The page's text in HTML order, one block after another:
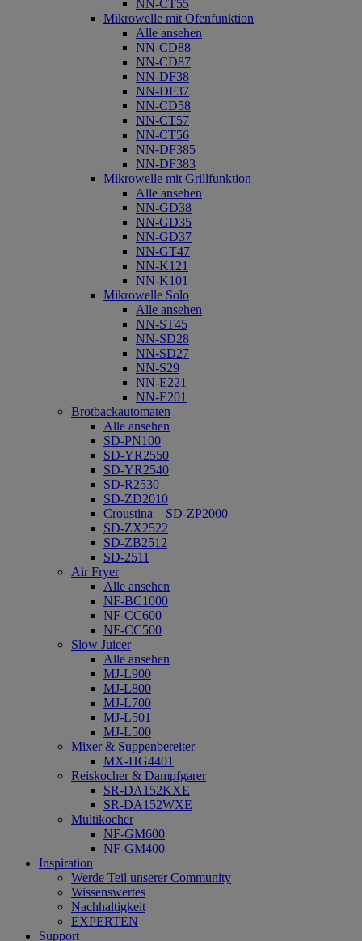
NN-CT55
Mikrowelle mit Ofenfunktion
Alle ansehen
NN-CD88
NN-CD87
NN-DF38
NN-DF37
NN-CD58
NN-CT57
NN-CT56
NN-DF385
NN-DF383
Mikrowelle mit Grillfunktion
Alle ansehen
NN-GD38
NN-GD35
NN-GD37
NN-GT47
NN-K121
NN-K101
Mikrowelle Solo
Alle ansehen
NN-ST45
NN-SD28
NN-SD27
NN-S29
NN-E221
NN-E201
Brotbackautomaten
Alle ansehen
SD-PN100
SD-YR2550
SD-YR2540
SD-R2530
SD-ZD2010
Croustina – SD-ZP2000
SD-ZX2522
SD-ZB2512
SD-2511
Air Fryer
Alle ansehen
NF-BC1000
NF-CC600
NF-CC500
Slow Juicer
Alle ansehen
MJ-L900
MJ-L800
MJ-L700
MJ-L501
MJ-L500
Mixer & Suppenbereiter
MX-HG4401
Reiskocher & Dampfgarer
SR-DA152KXE
SR-DA152WXE
Multikocher
NF-GM600
NF-GM400
Inspiration
Werde Teil unserer Community
Wissenswertes
Nachhaltigkeit
EXPERTEN
Support